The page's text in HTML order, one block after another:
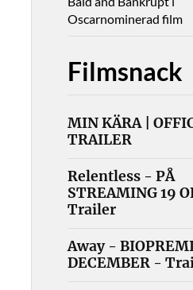
Oscarnominerad film
Filmsnack
MIN KÄRA |
TRAILER
Relentless - PÅ
STREAMING 19
Trailer
Away -
DECEMBER -